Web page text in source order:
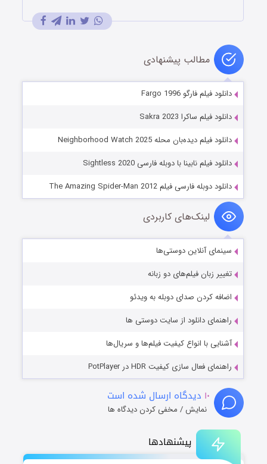
پیشنهادها
مطالب پیشنهادی
دانلود فیلم فارگو Fargo 1996
دانلود فیلم ساکرا Sakra 2023
دانلود فیلم دیده‌بان محله Neighborhood Watch 2025
دانلود فیلم نابینا با دوبله فارسی Sightless 2020
دانلود دوبله فارسی فیلم The Amazing Spider-Man 2012
لینک‌های کاربردی
سینمای آنلاین دوستی‌ها
تغییر زبان فیلم‌های دو زبانه
اضافه کردن صدای دوبله به ویدئو
راهنمای دانلود از سایت دوستی ها
آشنایی با انواع کیفیت فیلم‌ها و سریال‌ها
راهنمای فعال سازی کیفیت HDR در PotPlayer
۱۰ دیدگاه ارسال شده است
نمایش / مخفی کردن دیدگاه ها